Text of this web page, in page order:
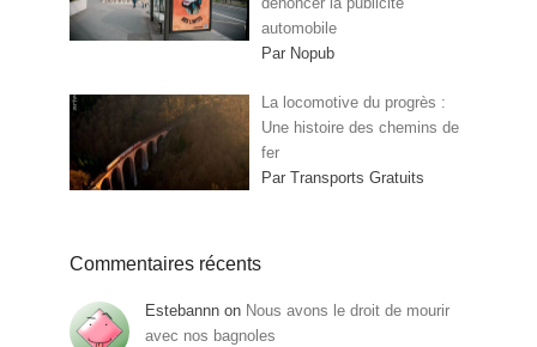
automobile
Par Nopub
La locomotive du progrès :
Une histoire des chemins de
fer
Par Transports Gratuits
Commentaires récents
Estebannn on Nous avons le droit de mourir
avec nos bagnoles